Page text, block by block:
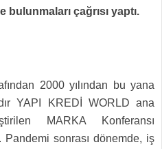
çağrısı yaptı.
2000 yılından bu yana
YAPI KREDİ WORLD ana
MARKA Konferansı
Pandemi sonrası dönemde, iş